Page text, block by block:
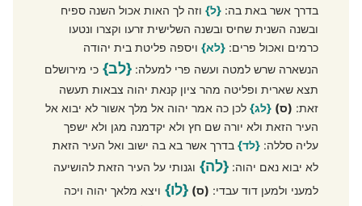
בדרך אשר באת בה:{ל} וזה לך האות אכול השנה ספיח
ובשנה השנית שחיס ובשנה השלישית זרעו וקצרו ונטעו
כרמים ואכול פרים:{לא} ויספה פליטת בית יהודה
הנשארה שרש למטה ועשה פרי למעלה:{לב} כי מירושלם
תצא שארית ופליטה מהר ציון קנאת יהוה צבאות תעשה
זאת: (ס) {לג} לכן כה אמר יהוה אל מלך אשור לא יבוא אל
העיר הזאת ולא יורה שם חץ ולא יקדמנה מגן ולא ישפך
עליה סללה:{לד} בדרך אשר בא בה ישוב ואל העיר הזאת
לא יבוא נאם יהוה:{לה} וגנותי על העיר הזאת להושיעה
למעני ולמען דוד עבדי: (ס) {לו} ויצא מלאך יהוה ויכה